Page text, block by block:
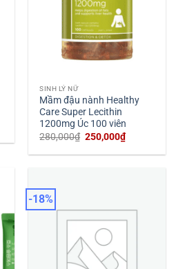
SINH LÝ NỮ
Mầm đậu nành Healthy
Care Super Lecithin
1200mg Úc 100 viên
280,000₫ Giá
là:
250,000₫Giá
hiện
tại
-18%